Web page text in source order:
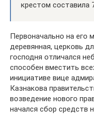
крестом составила
Первоначально на его
деревянная, церковь
господня отличался
способен вместить
инициативе вице
Казнакова
возведение нового
начался сбор средств